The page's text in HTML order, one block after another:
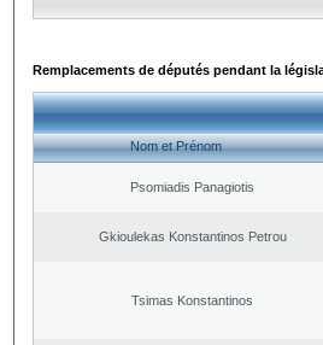
Remplacements de députés pendant la
Nom et Prénom
Psomiadis Panagiotis
Gkioulekas Konstantinos Petrou
Tsimas Konstantinos